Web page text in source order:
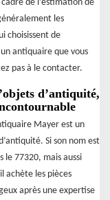
de l’estimation de
les
choisissent de
antiquaire que vous
pas à le contacter.
d’antiquité,
Mayer est un
Si son nom est
le 77320, mais aussi
achète les pièces
après une expertise